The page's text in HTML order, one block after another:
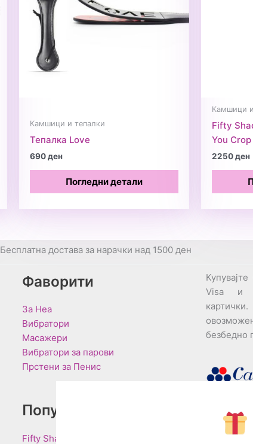
Камшици и тепалки
Тепалка Love
690ден
Погледни детали
Камшици
Fifty
You Crop
2250ден
Бесплатна достава за нарачки над 1500 ден
Фаворити
За Неа
Вибратори
Масажери
Вибратори за парови
Прстени за Пенис
Популарни Брендови
Fifty Shades of Grey
Visa и
безбедно